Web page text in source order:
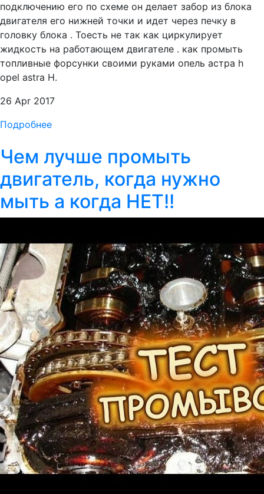
подключению его по схеме он делает забор из блока
двигателя его нижней точки и идет через печку в
головку блока . Тоесть не так как циркулирует
жидкость на работающем двигателе . как промыть
топливные форсунки своими руками опель астра h
opel astra H.
26 Apr 2017
Подробнее
Чем лучше промыть
двигатель, когда нужно
мыть а когда НЕТ!!